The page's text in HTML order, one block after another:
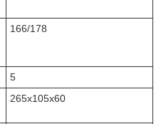
166/178
5
265x105x60